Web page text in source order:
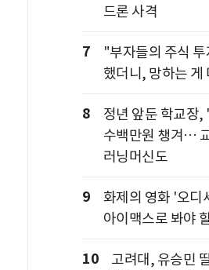
드론 사격
7
"부자들의 주식
했더니, 망하는 게
8
정년 앞둔 학교장,
수백만원 챙겨…
러닝머신도
9
화제의 영화 '오디
아이맥스로 봐야
10
고려대, 유승민